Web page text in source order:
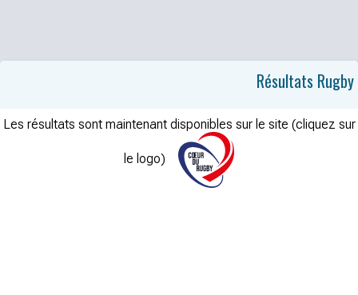
Résultats Rugby
Les résultats sont maintenant disponibles sur le site (cliquez sur
le logo)